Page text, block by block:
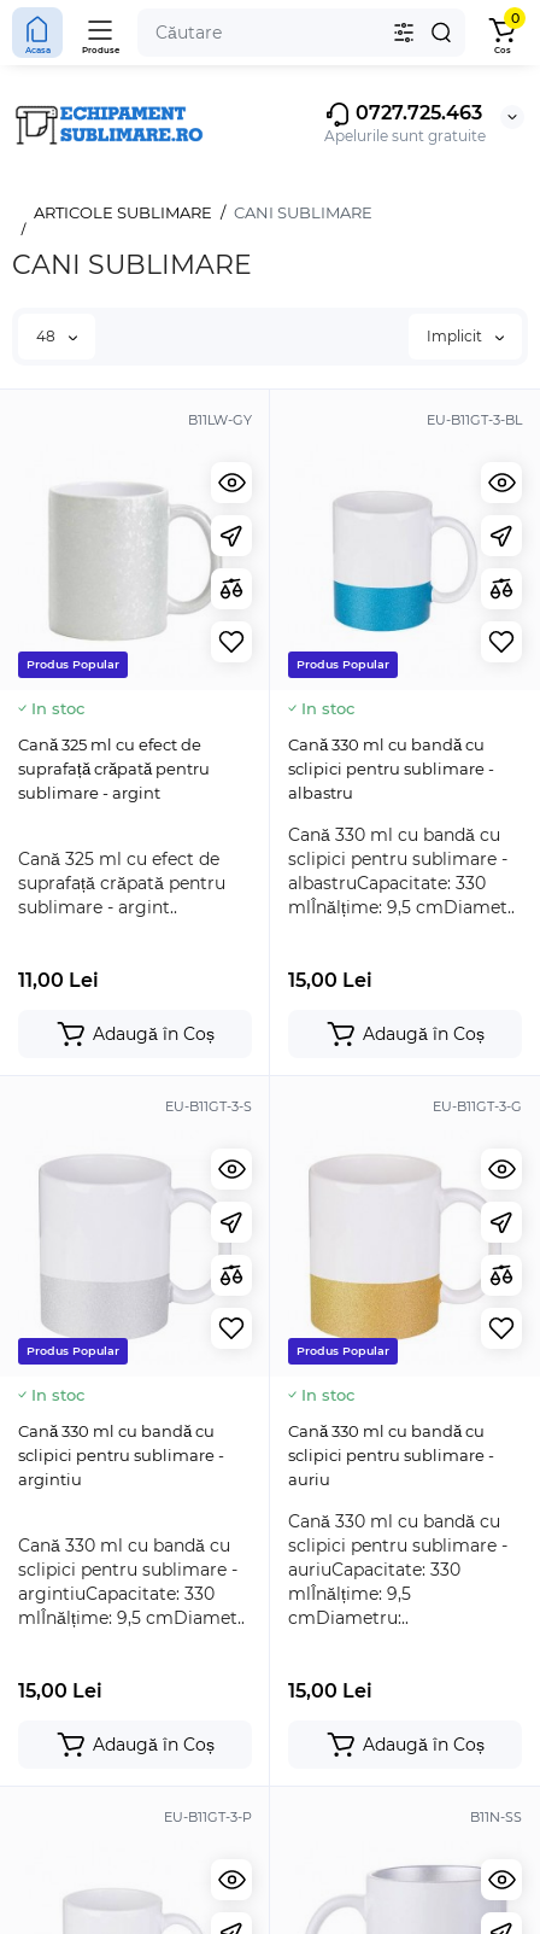
0727.725.463
Apelurile sunt gratuite
Acasa Produse
0
Cos
ARTICOLE SUBLIMARE CANI SUBLIMARE
CANI SUBLIMARE
48 Implicit
B11LW-GY
Produs Popular
In stoc
Cană 325 ml cu efect de
suprafață crăpată pentru
sublimare - argint
Cană 325 ml cu efect de
suprafață crăpată pentru
sublimare - argint..
11,00 Lei
Adaugă în Coș
EU-B11GT-3-BL
Produs Popular
In stoc
Cană 330 ml cu bandă cu
sclipici pentru sublimare -
albastru
Cană 330 ml cu bandă cu
sclipici pentru sublimare -
albastruCapacitate: 330
mlÎnălțime: 9,5 cmDiamet..
15,00 Lei
Adaugă în Coș
EU-B11GT-3-S
Produs Popular
In stoc
Cană 330 ml cu bandă cu
sclipici pentru sublimare -
argintiu
Cană 330 ml cu bandă cu
sclipici pentru sublimare -
argintiuCapacitate: 330
mlÎnălțime: 9,5 cmDiamet..
15,00 Lei
Adaugă în Coș
EU-B11GT-3-G
Produs Popular
In stoc
Cană 330 ml cu bandă cu
sclipici pentru sublimare -
auriu
Cană 330 ml cu bandă cu
sclipici pentru sublimare -
auriuCapacitate: 330
mlÎnălțime: 9,5
cmDiametru:..
15,00 Lei
Adaugă în Coș
EU-B11GT-3-P B11N-SS